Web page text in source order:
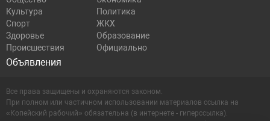
Культура
Политика
Спорт
ЖКХ
Здоровье
Образование
Происшествия
Официально
Объявления
Все права защищены и охраняются законом.
При полном или частичном использовании материалов ссылка на
«Копейский рабочий» обязательна (в интернете - гиперссылка).